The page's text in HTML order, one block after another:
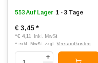
553 Auf Lager 1 - 3 Tage
€ 3,45 *
*€ 4,11 Inkl. MwSt.
* exkl. MwSt. zzgl. Versandkosten